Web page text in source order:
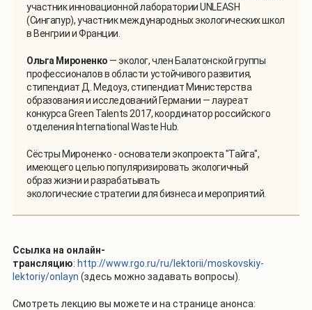
участник инновационной лаборатории UNLEASH
(Сингапур), участник международных экологических школ
в Венгрии и Франции.
Ольга Мироненко — эколог, член Балатонской группы
профессионалов в области устойчивого развития,
стипендиат Д. Медоуз, стипендиат Министерства
образования и исследований Германии — лауреат
конкурса Green Talents 2017, координатор российского
отделения International Waste Hub.
Сёстры Мироненко - основатели экопроекта "Тайга",
имеющего целью популяризировать экологичный
образ жизни и разрабатывать
экологические стратегии для бизнеса и мероприятий.
Ссылка на онлайн-
трансляцию: http://www.rgo.ru/ru/lektorii/moskovskiy-
lektoriy/onlayn (здесь можно задавать вопросы).
Смотреть лекцию вы можете и на странице анонса: